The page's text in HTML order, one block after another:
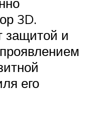
3D.
защитой и
его